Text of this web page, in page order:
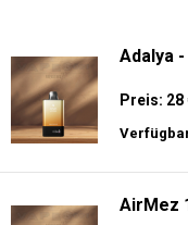
Adalya
Preis: 28
AirMez